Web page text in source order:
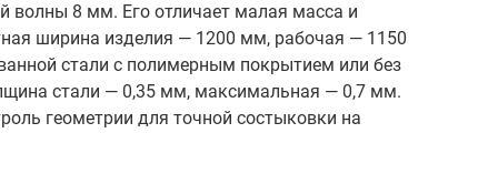
волны 8 мм. Его отличает малая масса и
ширина изделия — 1200 мм, рабочая — 1150
стали с полимерным покрытием или без
стали — 0,35 мм, максимальная — 0,7 мм.
геометрии для точной состыковки на